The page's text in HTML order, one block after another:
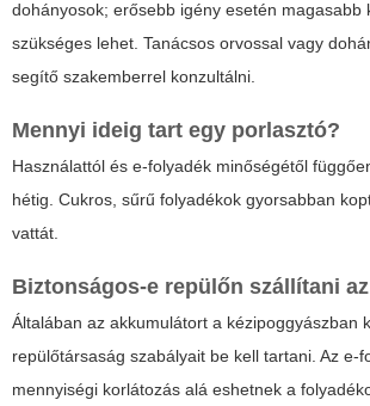
dohányosok; erősebb igény esetén magasabb
szükséges lehet. Tanácsos orvossal vagy
segítő szakemberrel konzultálni.
Mennyi ideig tart egy porlasztó?
Használattól és e-folyadék minőségétől
hétig. Cukros, sűrű folyadékok gyorsabban
vattát.
Biztonságos-e repülőn szállítani
Általában az akkumulátort a kézipoggyászban
repülőtársaság szabályait be kell tartani. Az e-
mennyiségi korlátozás alá eshetnek a